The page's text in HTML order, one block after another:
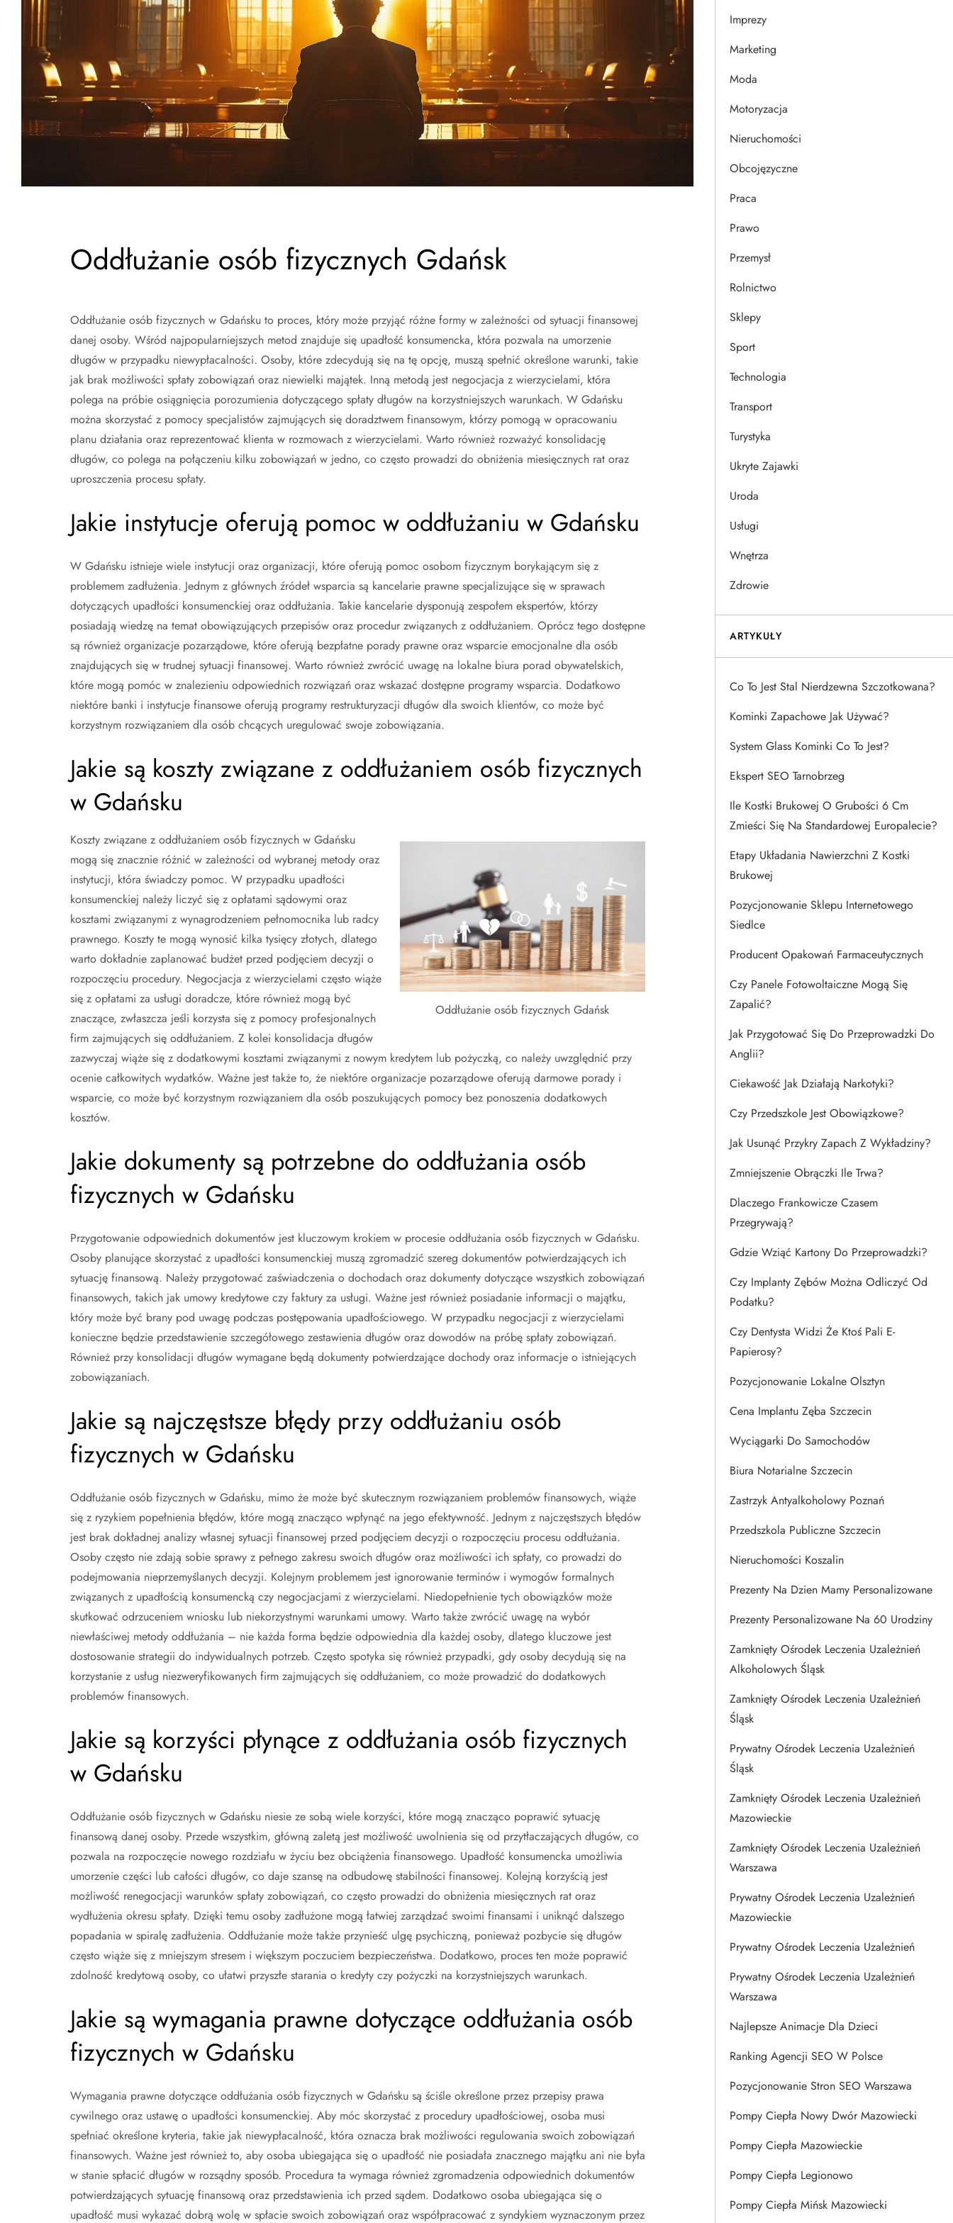
Oddłużanie osób fizycznych Gdańsk
Oddłużanie osób fizycznych w Gdańsku to proces, który może przyjąć różne formy w zależności od sytuacji finansowej
danej osoby. Wśród najpopularniejszych metod znajduje się upadłość konsumencka, która pozwala na umorzenie
długów w przypadku niewypłacalności. Osoby, które zdecydują się na tę opcję, muszą spełnić określone warunki, takie
jak brak możliwości spłaty zobowiązań oraz niewielki majątek. Inną metodą jest negocjacja z wierzycielami, która
polega na próbie osiągnięcia porozumienia dotyczącego spłaty długów na korzystniejszych warunkach. W Gdańsku
można skorzystać z pomocy specjalistów zajmujących się doradztwem finansowym, którzy pomogą w opracowaniu
planu działania oraz reprezentować klienta w rozmowach z wierzycielami. Warto również rozważyć konsolidację
długów, co polega na połączeniu kilku zobowiązań w jedno, co często prowadzi do obniżenia miesięcznych rat oraz
uproszczenia procesu spłaty.
Jakie instytucje oferują pomoc w oddłużaniu w Gdańsku
W Gdańsku istnieje wiele instytucji oraz organizacji, które oferują pomoc osobom fizycznym borykającym się z
problemem zadłużenia. Jednym z głównych źródeł wsparcia są kancelarie prawne specjalizujące się w sprawach
dotyczących upadłości konsumenckiej oraz oddłużania. Takie kancelarie dysponują zespołem ekspertów, którzy
posiadają wiedzę na temat obowiązujących przepisów oraz procedur związanych z oddłużaniem. Oprócz tego dostępne
są również organizacje pozarządowe, które oferują bezpłatne porady prawne oraz wsparcie emocjonalne dla osób
znajdujących się w trudnej sytuacji finansowej. Warto również zwrócić uwagę na lokalne biura porad obywatelskich,
które mogą pomóc w znalezieniu odpowiednich rozwiązań oraz wskazać dostępne programy wsparcia. Dodatkowo
niektóre banki i instytucje finansowe oferują programy restrukturyzacji długów dla swoich klientów, co może być
korzystnym rozwiązaniem dla osób chcących uregulować swoje zobowiązania.
Jakie są koszty związane z oddłużaniem osób fizycznych
w Gdańsku
Oddłużanie osób fizycznych Gdańsk
Koszty związane z oddłużaniem osób fizycznych w Gdańsku
mogą się znacznie różnić w zależności od wybranej metody oraz
instytucji, która świadczy pomoc. W przypadku upadłości
konsumenckiej należy liczyć się z opłatami sądowymi oraz
kosztami związanymi z wynagrodzeniem pełnomocnika lub radcy
prawnego. Koszty te mogą wynosić kilka tysięcy złotych, dlatego
warto dokładnie zaplanować budżet przed podjęciem decyzji o
rozpoczęciu procedury. Negocjacja z wierzycielami często wiąże
się z opłatami za usługi doradcze, które również mogą być
znaczące, zwłaszcza jeśli korzysta się z pomocy profesjonalnych
firm zajmujących się oddłużaniem. Z kolei konsolidacja długów
zazwyczaj wiąże się z dodatkowymi kosztami związanymi z nowym kredytem lub pożyczką, co należy uwzględnić przy
ocenie całkowitych wydatków. Ważne jest także to, że niektóre organizacje pozarządowe oferują darmowe porady i
wsparcie, co może być korzystnym rozwiązaniem dla osób poszukujących pomocy bez ponoszenia dodatkowych
kosztów.
Jakie dokumenty są potrzebne do oddłużania osób
fizycznych w Gdańsku
Przygotowanie odpowiednich dokumentów jest kluczowym krokiem w procesie oddłużania osób fizycznych w Gdańsku.
Osoby planujące skorzystać z upadłości konsumenckiej muszą zgromadzić szereg dokumentów potwierdzających ich
sytuację finansową. Należy przygotować zaświadczenia o dochodach oraz dokumenty dotyczące wszystkich zobowiązań
finansowych, takich jak umowy kredytowe czy faktury za usługi. Ważne jest również posiadanie informacji o majątku,
który może być brany pod uwagę podczas postępowania upadłościowego. W przypadku negocjacji z wierzycielami
konieczne będzie przedstawienie szczegółowego zestawienia długów oraz dowodów na próbę spłaty zobowiązań.
Również przy konsolidacji długów wymagane będą dokumenty potwierdzające dochody oraz informacje o istniejących
zobowiązaniach.
Jakie są najczęstsze błędy przy oddłużaniu osób
fizycznych w Gdańsku
Oddłużanie osób fizycznych w Gdańsku, mimo że może być skutecznym rozwiązaniem problemów finansowych, wiąże
się z ryzykiem popełnienia błędów, które mogą znacząco wpłynąć na jego efektywność. Jednym z najczęstszych błędów
jest brak dokładnej analizy własnej sytuacji finansowej przed podjęciem decyzji o rozpoczęciu procesu oddłużania.
Osoby często nie zdają sobie sprawy z pełnego zakresu swoich długów oraz możliwości ich spłaty, co prowadzi do
podejmowania nieprzemyślanych decyzji. Kolejnym problemem jest ignorowanie terminów i wymogów formalnych
związanych z upadłością konsumencką czy negocjacjami z wierzycielami. Niedopełnienie tych obowiązków może
skutkować odrzuceniem wniosku lub niekorzystnymi warunkami umowy. Warto także zwrócić uwagę na wybór
niewłaściwej metody oddłużania – nie każda forma będzie odpowiednia dla każdej osoby, dlatego kluczowe jest
dostosowanie strategii do indywidualnych potrzeb. Często spotyka się również przypadki, gdy osoby decydują się na
korzystanie z usług niezweryfikowanych firm zajmujących się oddłużaniem, co może prowadzić do dodatkowych
problemów finansowych.
Jakie są korzyści płynące z oddłużania osób fizycznych
w Gdańsku
Oddłużanie osób fizycznych w Gdańsku niesie ze sobą wiele korzyści, które mogą znacząco poprawić sytuację
finansową danej osoby. Przede wszystkim, główną zaletą jest możliwość uwolnienia się od przytłaczających długów, co
pozwala na rozpoczęcie nowego rozdziału w życiu bez obciążenia finansowego. Upadłość konsumencka umożliwia
umorzenie części lub całości długów, co daje szansę na odbudowę stabilności finansowej. Kolejną korzyścią jest
możliwość renegocjacji warunków spłaty zobowiązań, co często prowadzi do obniżenia miesięcznych rat oraz
wydłużenia okresu spłaty. Dzięki temu osoby zadłużone mogą łatwiej zarządzać swoimi finansami i uniknąć dalszego
popadania w spiralę zadłużenia. Oddłużanie może także przynieść ulgę psychiczną, ponieważ pozbycie się długów
często wiąże się z mniejszym stresem i większym poczuciem bezpieczeństwa. Dodatkowo, proces ten może poprawić
zdolność kredytową osoby, co ułatwi przyszłe starania o kredyty czy pożyczki na korzystniejszych warunkach.
Jakie są wymagania prawne dotyczące oddłużania osób
fizycznych w Gdańsku
Wymagania prawne dotyczące oddłużania osób fizycznych w Gdańsku są ściśle określone przez przepisy prawa
cywilnego oraz ustawę o upadłości konsumenckiej. Aby móc skorzystać z procedury upadłościowej, osoba musi
spełniać określone kryteria, takie jak niewypłacalność, która oznacza brak możliwości regulowania swoich zobowiązań
finansowych. Ważne jest również to, aby osoba ubiegająca się o upadłość nie posiadała znacznego majątku ani nie była
w stanie spłacić długów w rozsądny sposób. Procedura ta wymaga również zgromadzenia odpowiednich dokumentów
potwierdzających sytuację finansową oraz przedstawienia ich przed sądem. Dodatkowo osoba ubiegająca się o
upadłość musi wykazać dobrą wolę w spłacie swoich zobowiązań oraz współpracować z syndykiem wyznaczonym przez
Imprezy
Marketing
Moda
Motoryzacja
Nieruchomości
Obcojęzyczne
Praca
Prawo
Przemysł
Rolnictwo
Sklepy
Sport
Technologia
Transport
Turystyka
Ukryte Zajawki
Uroda
Usługi
Wnętrza
Zdrowie
ARTYKUŁY
Co To Jest Stal Nierdzewna Szczotkowana?
Kominki Zapachowe Jak Używać?
System Glass Kominki Co To Jest?
Ekspert SEO Tarnobrzeg
Ile Kostki Brukowej O Grubości 6 Cm
Zmieści Się Na Standardowej Europalecie?
Etapy Układania Nawierzchni Z Kostki
Brukowej
Pozycjonowanie Sklepu Internetowego
Siedlce
Producent Opakowań Farmaceutycznych
Czy Panele Fotowoltaiczne Mogą Się
Zapalić?
Jak Przygotować Się Do Przeprowadzki Do
Anglii?
Ciekawość Jak Działają Narkotyki?
Czy Przedszkole Jest Obowiązkowe?
Jak Usunąć Przykry Zapach Z Wykładziny?
Zmniejszenie Obrączki Ile Trwa?
Dlaczego Frankowicze Czasem
Przegrywają?
Gdzie Wziąć Kartony Do Przeprowadzki?
Czy Implanty Zębów Można Odliczyć Od
Podatku?
Czy Dentysta Widzi Że Ktoś Pali E-
Papierosy?
Pozycjonowanie Lokalne Olsztyn
Cena Implantu Zęba Szczecin
Wyciągarki Do Samochodów
Biura Notarialne Szczecin
Zastrzyk Antyalkoholowy Poznań
Przedszkola Publiczne Szczecin
Nieruchomości Koszalin
Prezenty Na Dzien Mamy Personalizowane
Prezenty Personalizowane Na 60 Urodziny
Zamknięty Ośrodek Leczenia Uzależnień
Alkoholowych Śląsk
Zamknięty Ośrodek Leczenia Uzależnień
Śląsk
Prywatny Ośrodek Leczenia Uzależnień
Śląsk
Zamknięty Ośrodek Leczenia Uzależnień
Mazowieckie
Zamknięty Ośrodek Leczenia Uzależnień
Warszawa
Prywatny Ośrodek Leczenia Uzależnień
Mazowieckie
Prywatny Ośrodek Leczenia Uzależnień
Prywatny Ośrodek Leczenia Uzależnień
Warszawa
Najlepsze Animacje Dla Dzieci
Ranking Agencji SEO W Polsce
Pozycjonowanie Stron SEO Warszawa
Pompy Ciepła Nowy Dwór Mazowiecki
Pompy Ciepła Mazowieckie
Pompy Ciepła Legionowo
Pompy Ciepła Mińsk Mazowiecki